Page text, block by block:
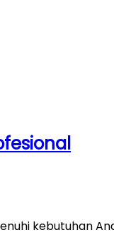
kebutuhan